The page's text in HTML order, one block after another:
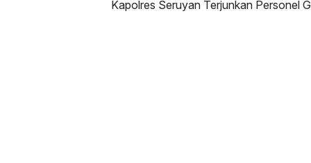
Kapolres Seruyan Terjunkan Personel